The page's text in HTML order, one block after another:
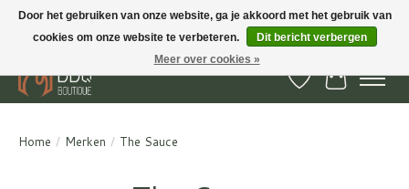
BBQ Boutique - Gratis verzenden en afhalen in Hedel en Kesteren
Verlanglijst
Home / Merken / The Sauce
Door het gebruiken van onze website, ga je akkoord met het gebruik van
cookies om onze website te verbeteren.
Dit bericht verbergen
Meer over cookies »